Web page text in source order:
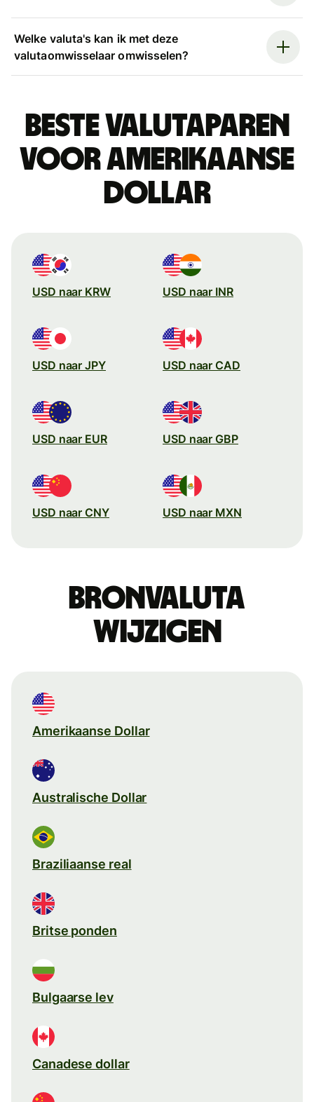
Welke valuta's kan ik met deze
valutaomwisselaar omwisselen?
Beste valutaparen
voor Amerikaanse
dollar
USD naar KRW USD naar INR
USD naar JPY USD naar CAD
USD naar EUR USD naar GBP
USD naar CNY USD naar MXN
Bronvaluta
wijzigen
Amerikaanse Dollar
Australische Dollar
Braziliaanse real
Britse ponden
Bulgaarse lev
Canadese dollar